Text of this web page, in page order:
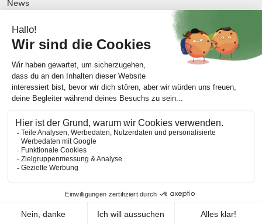
News
Über uns
Impressum
AGB
Allgemeine Nutzungsbedingungen
Datenschutz
Meine Cookie-Präferenzen ändern